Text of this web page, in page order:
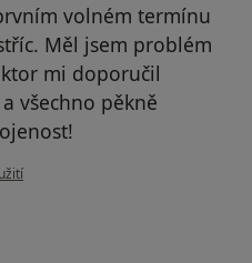
volném termínu
Měl jsem problém
mi doporučil
všechno pěkně
Váš účet byl odstraněn